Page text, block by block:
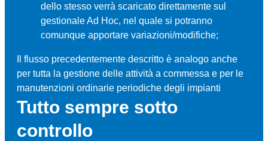
dello stesso verrà scaricato direttamente sul
gestionale Ad Hoc, nel quale si potranno
comunque apportare variazioni/modifiche;
Il flusso precedentemente descritto è analogo anche
per tutta la gestione delle attività a commessa e per le
manutenzioni ordinarie periodiche degli impianti
Tutto sempre sotto
controllo